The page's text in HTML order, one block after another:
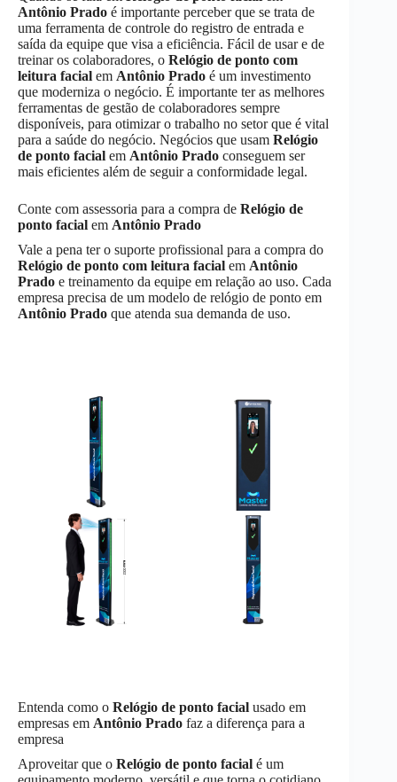
Antônio Prado é importante perceber que se trata de
uma ferramenta de controle do registro de entrada e
saída da equipe que visa a eficiência. Fácil de usar e de
treinar os colaboradores, o Relógio de ponto com
leitura facial em Antônio Prado é um investimento
que moderniza o negócio. É importante ter as melhores
ferramentas de gestão de colaboradores sempre
disponíveis, para otimizar o trabalho no setor que é vital
para a saúde do negócio. Negócios que usam Relógio
de ponto facial em Antônio Prado conseguem ser
mais eficientes além de seguir a conformidade legal.
Conte com assessoria para a compra de Relógio de
ponto facial em Antônio Prado
Vale a pena ter o suporte profissional para a compra do
Relógio de ponto com leitura facial em Antônio
Prado e treinamento da equipe em relação ao uso. Cada
empresa precisa de um modelo de relógio de ponto em
Antônio Prado que atenda sua demanda de uso.
Entenda como o Relógio de ponto facial usado em
empresas em Antônio Prado faz a diferença para a
empresa
Aproveitar que o Relógio de ponto facial é um